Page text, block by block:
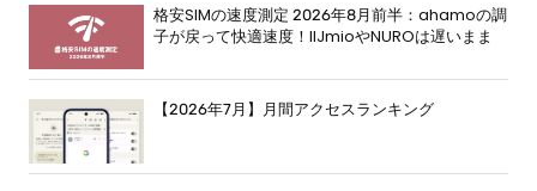
格安SIMの速度測定 2026年8月前半：ahamoの調
子が戻って快適速度！IIJmioやNUROは遅いまま
【2026年7月】月間アクセスランキング